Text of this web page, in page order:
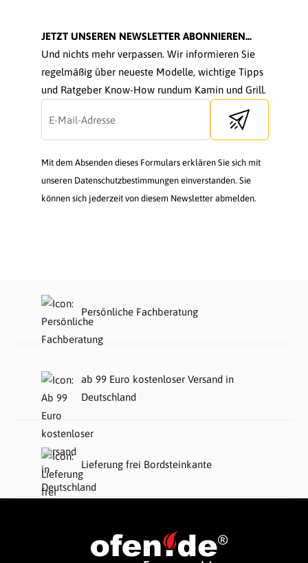
JETZT UNSEREN NEWSLETTER ABONNIEREN...
Und nichts mehr verpassen. Wir informieren Sie
regelmäßig über neueste Modelle, wichtige Tipps
und Ratgeber Know-How rundum Kamin und Grill.
Send newsletter
Mit dem Absenden dieses Formulars erklären Sie sich mit
unseren Datenschutzbestimmungen einverstanden. Sie
können sich jederzeit von diesem Newsletter abmelden.
Persönliche Fachberatung
ab 99 Euro kostenloser Versand in
Deutschland
Lieferung frei Bordsteinkante